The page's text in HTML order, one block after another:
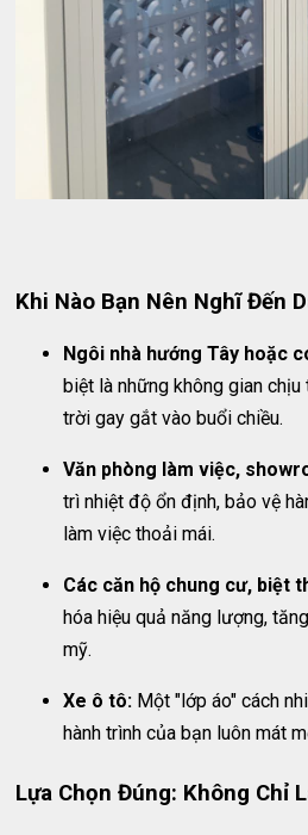
Khi Nào Bạn Nên Nghĩ Đến
Ngôi nhà hướng Tây hoặc
biệt là những không gian
trời gay gắt vào buổi chiều.
Văn phòng làm việc,
trì nhiệt độ ổn định, bảo vệ
làm việc thoải mái.
Các căn hộ chung cư, biệt
hóa hiệu quả năng lượng,
mỹ.
Xe ô tô: Một "lớp áo" cách
hành trình của bạn luôn mát
Lựa Chọn Đúng: Không Chỉ